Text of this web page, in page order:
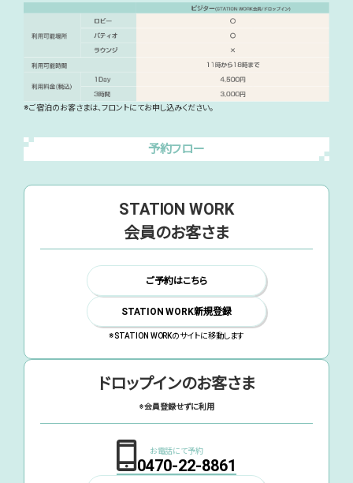
※ご宿泊のお客さまは、フロントにてお申し込みください。
予約フロー
STATION WORK
会員のお客さま
ご予約はこちら
STATION WORK新規登録
※STATION WORKのサイトに移動します
ドロップインのお客さま
※会員登録せずに利用
0470-22-8861